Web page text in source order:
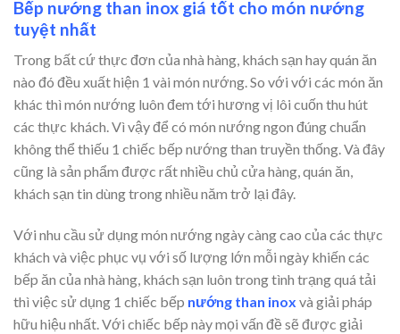
Bếp nướng than inox giá tốt cho món nướng
tuyệt nhất
Trong bất cứ thực đơn của nhà hàng, khách sạn hay quán ăn
nào đó đều xuất hiện 1 vài món nướng. So với với các món ăn
khác thì món nướng luôn đem tới hương vị lôi cuốn thu hút
các thực khách. Vì vậy để có món nướng ngon đúng chuẩn
không thể thiếu 1 chiếc bếp nướng than truyền thống. Và đây
cũng là sản phẩm được rất nhiều chủ cửa hàng, quán ăn,
khách sạn tin dùng trong nhiều năm trở lại đây.
Với nhu cầu sử dụng món nướng ngày càng cao của các thực
khách và việc phục vụ với số lượng lớn mỗi ngày khiến các
bếp ăn của nhà hàng, khách sạn luôn trong tình trạng quá tải
thì việc sử dụng 1 chiếc bếp nướng than inox và giải pháp
hữu hiệu nhất. Với chiếc bếp này mọi vấn đề sẽ được giải